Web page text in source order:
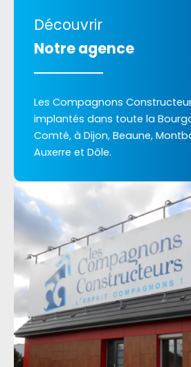
Découvrir
Notre agence
Les Compagnons
implantés dans toute la
Comté, à Dijon, Beaune,
Auxerre et Dôle.